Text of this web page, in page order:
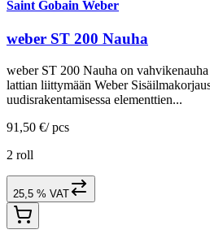
Saint Gobain Weber
weber ST 200 Nauha
weber ST 200 Nauha on
lattian liittymään Weber
uudisrakentamisessa elementtien...
91,50 €/ pcs
2 roll
25,5 % VAT